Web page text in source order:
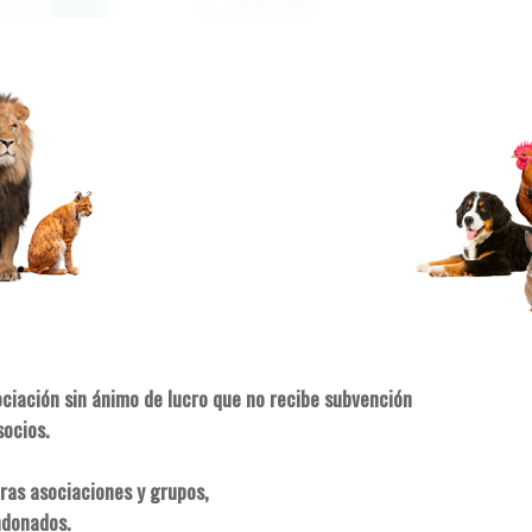
sin ánimo de lucro que no recibe subvención
asociaciones y grupos,